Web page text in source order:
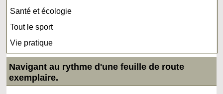
Santé et écologie
Tout le sport
Vie pratique
Navigant au rythme d'une feuille de route
exemplaire.